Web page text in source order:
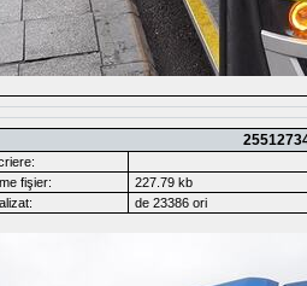
fişier:
227.79 kb
de 23386 ori